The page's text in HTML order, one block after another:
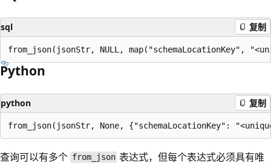
sql 复制
Python
python 复制
查询可以有多个 from_json 表达式，但每个表达式必须具有唯